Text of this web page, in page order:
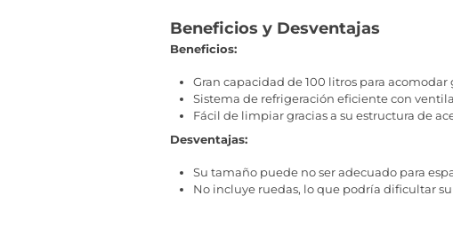
Beneficios y Desventajas
Beneficios:
Gran capacidad de 100 litros para
Sistema de refrigeración eficiente con
Fácil de limpiar gracias a su estructura de
Desventajas:
Su tamaño puede no ser adecuado para
No incluye ruedas, lo que podría dificultar